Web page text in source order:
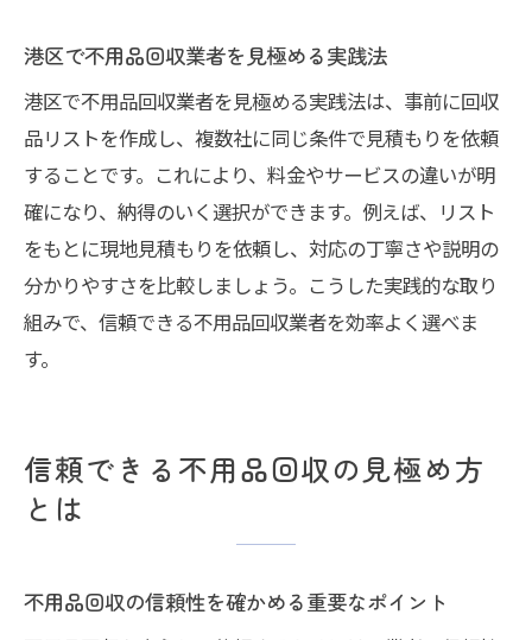
東京で信頼できる不用品回収業者選び方
口コミと評判を活かした不用品回収探し
不用品回収業者の優良判定ポイント解説
東京でおすすめの不用品回収活用法
不用品回収の見積もり比較で納得業者選定
港区で不用品回収業者を見極める実践法
港区で不用品回収業者を見極める実践法は、事前に回収
品リストを作成し、複数社に同じ条件で見積もりを依頼
することです。これにより、料金やサービスの違いが明
確になり、納得のいく選択ができます。例えば、リスト
をもとに現地見積もりを依頼し、対応の丁寧さや説明の
分かりやすさを比較しましょう。こうした実践的な取り
組みで、信頼できる不用品回収業者を効率よく選べま
す。
信頼できる不用品回収の見極め方
とは
不用品回収の信頼性を確かめる重要なポイント